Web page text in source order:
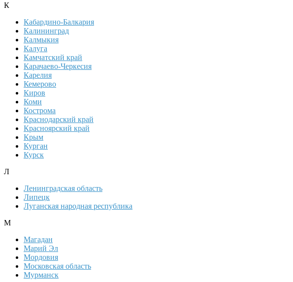
К
Кабардино-Балкария
Калининград
Калмыкия
Калуга
Камчатский край
Карачаево-Черкесия
Карелия
Кемерово
Киров
Коми
Кострома
Краснодарский край
Красноярский край
Крым
Курган
Курск
Л
Ленинградская область
Липецк
Луганская народная республика
М
Магадан
Марий Эл
Мордовия
Московская область
Мурманск